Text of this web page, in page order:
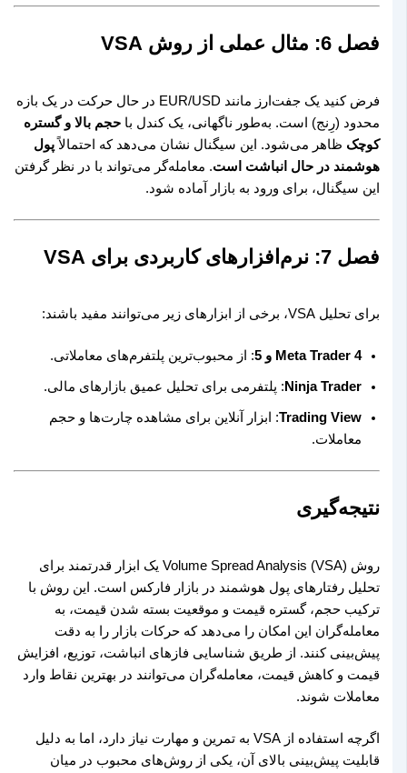
فصل 6: مثال عملی از روش VSA
فرض کنید یک جفت‌ارز مانند EUR/USD در حال حرکت در یک بازه
محدود (رِنج) است. به‌طور ناگهانی، یک کندل باحجم بالا و گستره
کوچکظاهر می‌شود. این سیگنال نشان می‌دهد که احتمالاًپول
هوشمند در حال انباشت است. معامله‌گر می‌تواند با در نظر گرفتن
این سیگنال، برای ورود به بازار آماده شود.
فصل 7: نرم‌افزارهای کاربردی برای VSA
برای تحلیل VSA، برخی از ابزارهای زیر می‌توانند مفید باشند:
Meta Trader 4 و 5 : از محبوب‌ترین پلتفرم‌های معاملاتی.
Ninja Trader: پلتفرمی برای تحلیل عمیق بازارهای مالی.
Trading View: ابزار آنلاین برای مشاهده چارت‌ها و حجم
معاملات.
نتیجه‌گیری
روش Volume Spread Analysis (VSA) یک ابزار قدرتمند برای
تحلیل رفتارهای پول هوشمند در بازار فارکس است. این روش با
ترکیب حجم، گستره قیمت و موقعیت بسته شدن قیمت، به
معامله‌گران این امکان را می‌دهد که حرکات بازار را به دقت
پیش‌بینی کنند. از طریق شناسایی فازهای انباشت، توزیع، افزایش
قیمت و کاهش قیمت، معامله‌گران می‌توانند در بهترین نقاط وارد
معاملات شوند.
اگرچه استفاده از VSA به تمرین و مهارت نیاز دارد، اما به دلیل
قابلیت پیش‌بینی بالای آن، یکی از روش‌های محبوب در میان